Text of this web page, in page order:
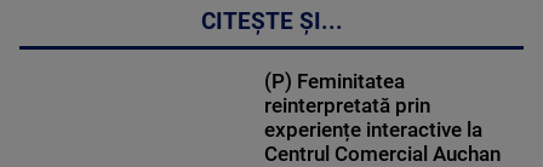
CITEȘTE ȘI...
(P) Feminitatea
reinterpretată prin
experiențe interactive la
Centrul Comercial Auchan